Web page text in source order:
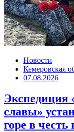
Новости
Кемеровская
07.08.2026
славы»
горе в честь